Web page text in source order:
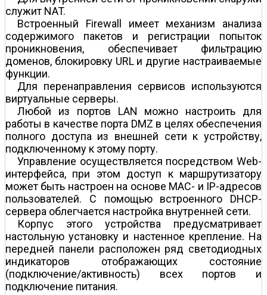
служит NAT.
Встроенный Firewall имеет механизм анализа
содержимого пакетов и регистрации попыток
проникновения, обеспечивает фильтрацию
доменов, блокировку URL и другие настраиваемые
функции.
Для перенаправления сервисов используются
виртуальные серверы.
Любой из портов LAN можно настроить для
работы в качестве порта DMZ в целях обеспечения
полного доступа из внешней сети к устройству,
подключенному к этому порту.
Управление осуществляется посредством Web-
интерфейса, при этом доступ к маршрутизатору
может быть настроен на основе МАС- и IP-адресов
пользователей. С помощью встроенного DHCP-
сервера облегчается настройка внутренней сети.
Корпус этого устройства предусматривает
настольную установку и настенное крепление. На
передней панели расположен ряд светодиодных
индикаторов отображающих состояние
(подключение/активность) всех портов и
подключение питания.